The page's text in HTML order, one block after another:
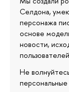
Селдона,
персонажа
основе
новости,
Не